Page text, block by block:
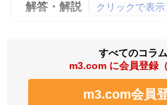
解答・解説 クリックで表示
すべてのコラ
m3.com に会員登録（
m3.com会員